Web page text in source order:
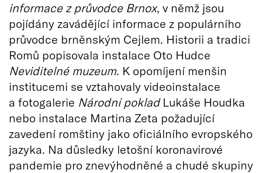
informace z průvodce Brnox, v němž jsou
pojídány zavádějící informace z populárního
průvodce brněnským Cejlem. Historii a tradici
Romů popisovala instalace Oto Hudce
Neviditelné muzeum. K opomíjení menšin
institucemi se vztahovaly videoinstalace
a fotogalerie Národní pokladLukáše Houdka
nebo instalace Martina Zeta požadující
zavedení romštiny jako oficiálního evropského
jazyka. Na důsledky letošní koronavirové
pandemie pro znevýhodněné a chudé skupiny